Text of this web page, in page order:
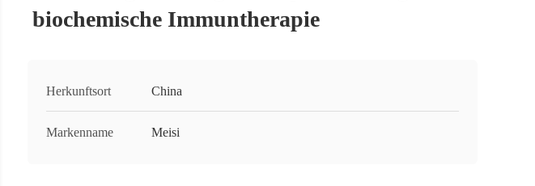
biochemische Immuntherapie
Herkunftsort China
Markenname Meisi